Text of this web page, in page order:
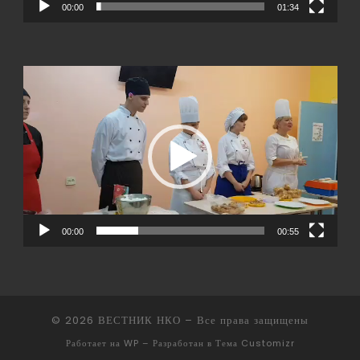
00:00 01:34
00:00 00:55
© 2026 ВЕСТНИК НКО – Все права защищены
Работает на WP – Разработан в Тема Customizr